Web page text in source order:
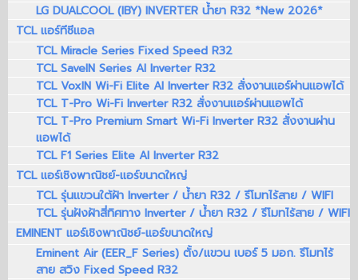
LG DUALCOOL (IBY) INVERTER น้ำยา R32 *New 2026*
TCL แอร์ทีซีแอล
TCL Miracle Series Fixed Speed R32
TCL SaveIN Series AI Inverter R32
TCL VoxIN Wi-Fi Elite AI Inverter R32 สั่งงานแอร์ผ่านแอพได้
TCL T-Pro Wi-Fi Inverter R32 สั่งงานแอร์ผ่านแอพได้
TCL T-Pro Premium Smart Wi-Fi Inverter R32 สั่งงานผ่าน
แอพได้
TCL F1 Series Elite AI Inverter R32
TCL แอร์เชิงพาณิชย์-แอร์ขนาดใหญ่
TCL รุ่นแขวนใต้ฝ้า Inverter / น้ำยา R32 / รีโมทไร้สาย / WIFI
TCL รุ่นฝังฝ้าสี่ทิศทาง Inverter / น้ำยา R32 / รีโมทไร้สาย / WIFI
EMINENT แอร์เชิงพาณิชย์-แอร์ขนาดใหญ่
Eminent Air (EER_F Series) ตั้ง/แขวน เบอร์ 5 มอก. รีโมทไร้
สาย สวิง Fixed Speed R32